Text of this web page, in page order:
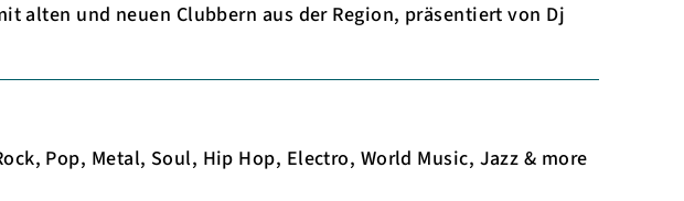
alten und neuen Clubbern aus der Region, präsentiert von Dj
Pop, Metal, Soul, Hip Hop, Electro, World Music, Jazz & more